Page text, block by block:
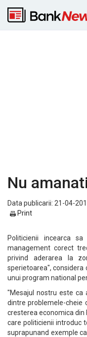
Nu
Data publicarii: 21-04-
Print
Politicienii incearca
management corect
privind aderarea la
sperietoarea", considera
unui program national
"Mesajul nostru este ca
dintre problemele-cheie
cresterea economica
care politicienii introduc
suprapunand exemple